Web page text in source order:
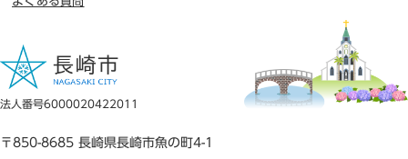
法人番号6000020422011
〒850-8685 長崎県長崎市魚の町4-1